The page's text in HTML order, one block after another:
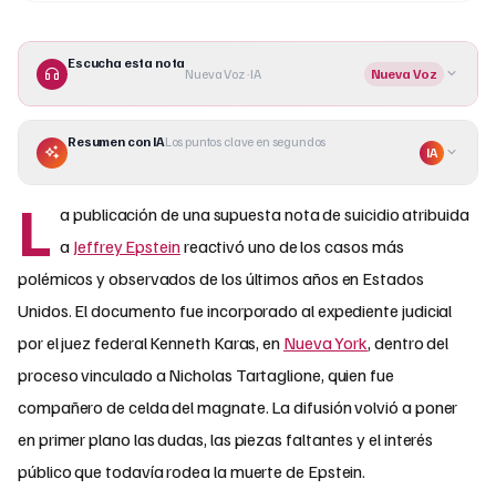
Escucha esta nota
Nueva Voz · IA Nueva Voz
Resumen con IALos puntos clave en segundos
IA
L a publicación de una supuesta nota de suicidio atribuida
a Jeffrey Epsteinreactivó uno de los casos más
polémicos y observados de los últimos años en Estados
Unidos. El documento fue incorporado al expediente judicial
por el juez federal Kenneth Karas, en Nueva York, dentro del
proceso vinculado a Nicholas Tartaglione, quien fue
compañero de celda del magnate. La difusión volvió a poner
en primer plano las dudas, las piezas faltantes y el interés
público que todavía rodea la muerte de Epstein.